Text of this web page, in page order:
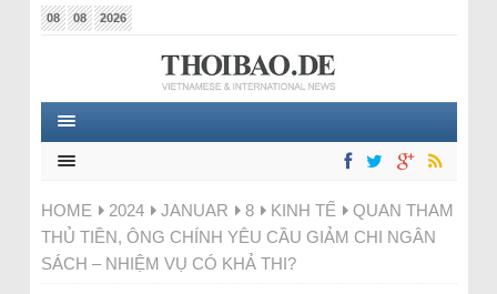
08 08 2026
HOME 2024 JANUAR 8 KINH TẾ
QUAN THAM
THỦ TIỀN, ÔNG CHÍNH YÊU CẦU GIẢM CHI NGÂN
SÁCH – NHIỆM VỤ CÓ KHẢ THI?